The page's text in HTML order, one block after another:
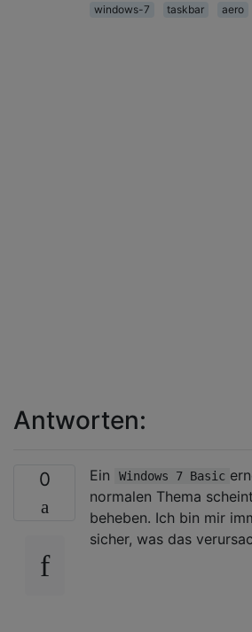
windows-7 taskbar aero
Antworten:
0 Ein Windows 7 Basic
normalen Thema
beheben. Ich bin mir
sicher, was das